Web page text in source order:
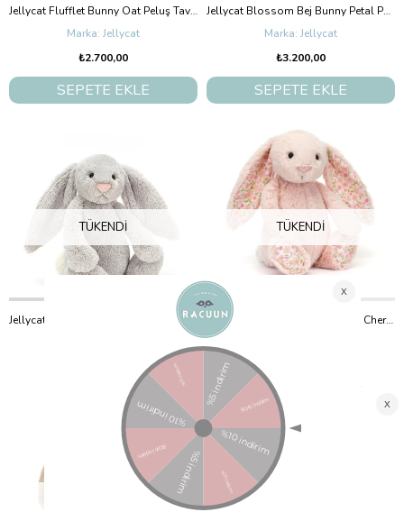
Jellycat Flufflet Bunny Oat Peluş Tavşan Küçük Boy 18 cm
Jellycat
₺2.700,00
SEPETE EKLE
Jellycat Blossom Bej Bunny Petal Peluş Tavşan Orta Boy 31 cm
Jellycat
₺3.200,00
SEPETE EKLE
TÜKENDI
Jellycat Bashful Gri Tavşan Large Boy 36 cm
TÜKENDI
Jellycat Blossom Blush Bunny Cherry Peluş Tavşan Orta Boy 31 cm